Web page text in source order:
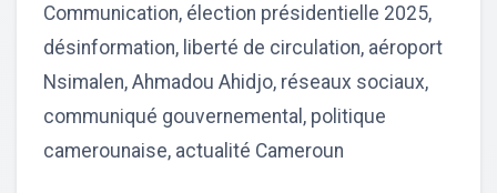
Communication, élection présidentielle 2025,
désinformation, liberté de circulation, aéroport
Nsimalen, Ahmadou Ahidjo, réseaux sociaux,
communiqué gouvernemental, politique
camerounaise, actualité Cameroun